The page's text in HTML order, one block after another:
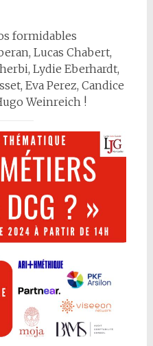
formidables
Lucas Chabert,
Lydie Eberhardt,
Eva Perez, Candice
Weinreich !